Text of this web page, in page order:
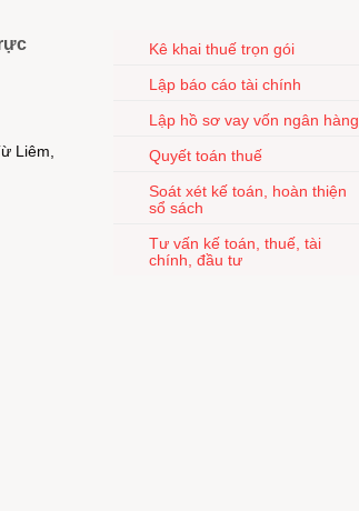
Liêm,
Kê khai thuế trọn gói
Lập báo cáo tài chính
Lập hồ sơ vay vốn ngân hàng
Quyết toán thuế
Soát xét kế toán, hoàn thiện
sổ sách
Tư vấn kế toán, thuế, tài
chính, đầu tư